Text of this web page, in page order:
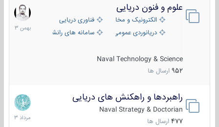
علوم و فنون دریایی
الکترونیک و مخابرات دریاییفناوری دریایی
دریانوردی عمومی
سامانه های رانشی دریایی
Naval Technology & Science
952 ارسال ها
6
بهمن
1403
راهبردها و راهکنش های دریایی
Naval Strategy & Doctorian
477 ارسال ها
2
مرداد
1403